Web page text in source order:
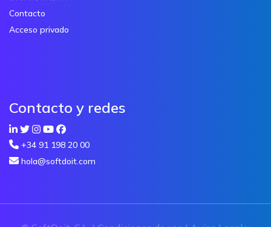
Contacto
Acceso privado
Contacto y redes
+34 91 198 20 00
hola@softdoit.com